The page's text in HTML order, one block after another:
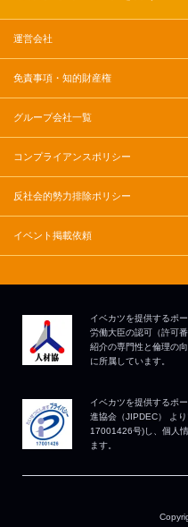
運営会社
免責事項・知的財産権
グループ会社一覧
コンプライアンスポリシー
反社会的勢力排除ポリシー
イベント掲載依頼